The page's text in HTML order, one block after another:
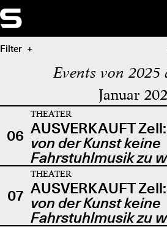
Filter
Events von 2025
Januar
06
THEATER
AUSVERKAUFT
von der Kunst keine
Fahrstuhlmusik zu
07
THEATER
AUSVERKAUFT
von der Kunst keine
Fahrstuhlmusik zu